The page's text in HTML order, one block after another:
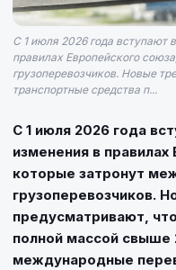
С 1 июля 2026 года вступают
правилах Европейского
грузоперевозчиков. Новые
транспортные средства п...
С 1 июля 2026 года
изменения в
которые затронут
грузоперевозчиков.
предусматривают,
полной массой
международные